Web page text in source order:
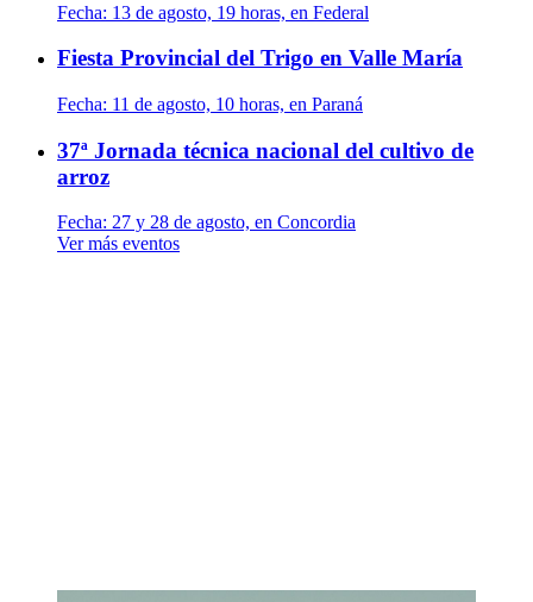
Fecha: 13 de agosto, 19 horas, en Federal
Fiesta Provincial del Trigo en Valle María
Fecha: 11 de agosto, 10 horas, en Paraná
37ª Jornada técnica nacional del cultivo de
arroz
Fecha: 27 y 28 de agosto, en Concordia
Ver más eventos